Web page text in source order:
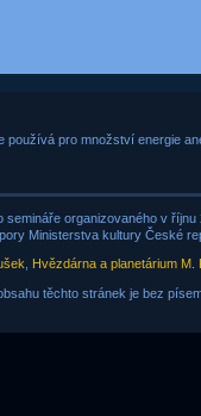
pro množství energie
organizovaného v
Ministerstva kultury České
Hvězdárna a planetárium M.
těchto stránek je bez